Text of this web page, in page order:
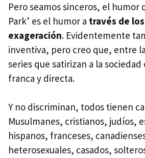
Pero seamos sinceros, el humor
Park’ es el humor a través de
exageración. Evidentemente
inventiva, pero creo que, entre
series que satirizan a la sociedad
franca y directa.
Y no discriminan, todos tienen
Musulmanes, cristianos, judíos,
hispanos, franceses,
heterosexuales, casados,